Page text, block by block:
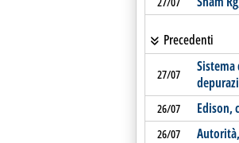
Precedenti
27/07
26/07 Edison,
26/07